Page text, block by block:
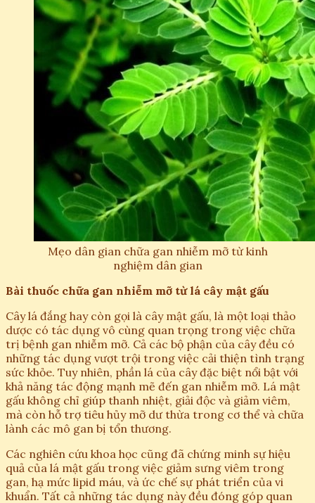
Mẹo dân gian chữa gan nhiễm mỡ từ kinh
nghiệm dân gian
Bài thuốc chữa gan nhiễm mỡ từ lá cây mật gấu
Cây lá đắng hay còn gọi là cây mật gấu, là một loại thảo
dược có tác dụng vô cùng quan trọng trong việc chữa
trị bệnh gan nhiễm mỡ. Cả các bộ phận của cây đều có
những tác dụng vượt trội trong việc cải thiện tình trạng
sức khỏe. Tuy nhiên, phần lá của cây đặc biệt nổi bật với
khả năng tác động mạnh mẽ đến gan nhiễm mỡ. Lá mật
gấu không chỉ giúp thanh nhiệt, giải độc và giảm viêm,
mà còn hỗ trợ tiêu hủy mỡ dư thừa trong cơ thể và chữa
lành các mô gan bị tổn thương.
Các nghiên cứu khoa học cũng đã chứng minh sự hiệu
quả của lá mật gấu trong việc giảm sưng viêm trong
gan, hạ mức lipid máu, và ức chế sự phát triển của vi
khuẩn. Tất cả những tác dụng này đều đóng góp quan